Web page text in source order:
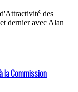
des
dernier avec Alan
la Commission